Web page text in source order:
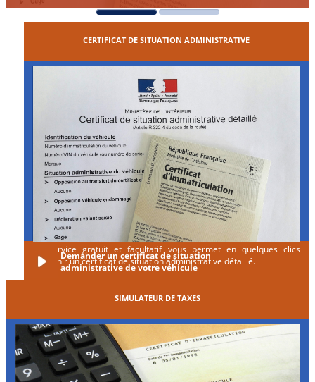
CERTIFICAT DE SITUATION ADMINISTRATIVE
Ce service gratuit et facultatif vous permet en quelques clics
d'obtenir un certificat de situation administrative détaillé.
Demander un certificat de situation
administrative de votre véhicule
SIMULATEUR DE TAXES